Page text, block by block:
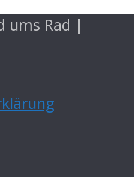
ums Rad |